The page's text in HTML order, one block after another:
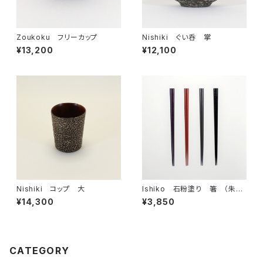
Zoukoku フリーカップ
¥13,200
Nishiki ぐい呑 掌
¥12,100
Nishiki コップ 大
¥14,300
Ishiko 石粉塗り 箸 （朱・
黒・紫・灰）
¥3,850
CATEGORY